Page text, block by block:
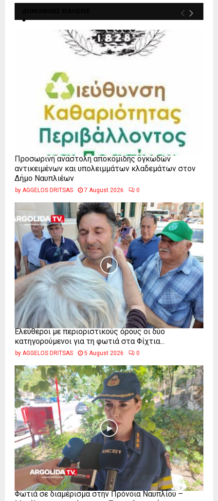
Προσωρινή αναστολή αποκομιδής ογκωδών
αντικειμένων και υπολειμμάτων κλαδεμάτων στον
Δήμο Ναυπλιέων
by AGGELOS DRITSAS 7 August 2026 0
Ελεύθεροι με περιοριστικούς όρους οι δύο
κατηγορούμενοι για τη φωτιά στα Φίχτια...
by AGGELOS DRITSAS 5 August 2026 0
Φωτιά σε διαμέρισμα στην Πρόνοια Ναυπλίου –